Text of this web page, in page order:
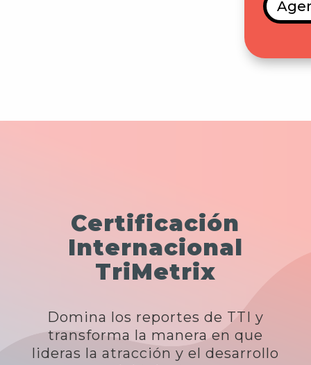
Certificación
Internacional
TriMetrix
Domina los reportes de TTI y
transforma la manera en que
lideras la atracción y el desarrollo